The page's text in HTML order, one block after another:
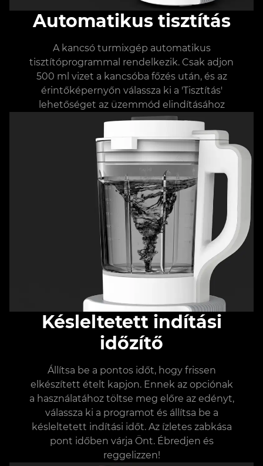
Automatikus tisztítás
A kancsó turmixgép automatikus
tisztítóprogrammal rendelkezik. Csak adjon
500 ml vizet a kancsóba főzés után, és az
érintőképernyőn válassza ki a 'Tisztítás'
lehetőséget az üzemmód elindításához
Késleltetett indítási
időzítő
Állítsa be a pontos időt, hogy frissen
elkészített ételt kapjon. Ennek az opciónak
a használatához töltse meg előre az edényt,
válassza ki a programot és állítsa be a
késleltetett indítási időt. Az ízletes zabkása
pont időben várja Önt. Ébredjen és
reggelizzen!